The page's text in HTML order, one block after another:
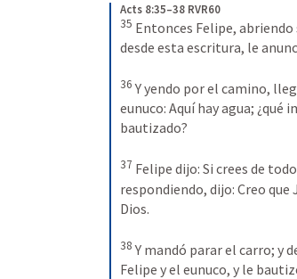
Acts 8:35–38 RVR60
35 Entonces Felipe, abriendo
desde esta escritura, le
36 Y yendo por el camino,
eunuco: Aquí hay agua; ¿qué
bautizado?
37 Felipe dijo: Si crees de
respondiendo, dijo: Creo que
Dios.
38 Y mandó parar el carro; y
Felipe y el eunuco, y le